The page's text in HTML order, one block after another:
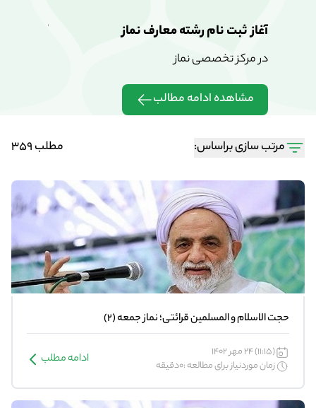
آغاز ثبت نام رشته معارف نماز
در مرکز تخصصی نماز
مشاهده ادامه مطالب
مرتب سازی براساس: مطلب 359
حجت الاسلام و المسلمین قرائتی؛ نماز جمعه (2)
(11:15) 24 مهر 1402
زمان موردنیاز برای مطالعه :0دقیقه
ادامه مطلب